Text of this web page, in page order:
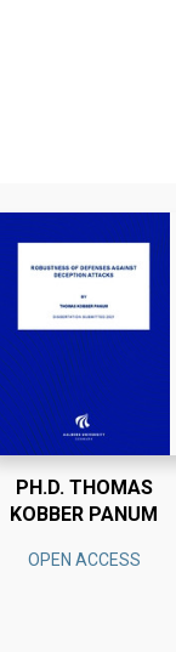
PH.D. THOMAS
KOBBER PANUM
OPEN ACCESS